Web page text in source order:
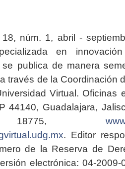
núm. 1, abril -
en
publica de manera
través de la Coordinación
Virtual. Oficinas
44140, Guadalajara,
. Editor
de la Reserva de
electrónica: 04-2009-